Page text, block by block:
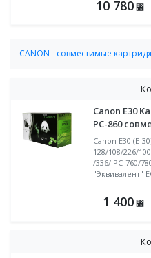
10 780 ⃏
CANON - совместимые
Canon E30
PC-860
Canon E30 (E-
128/108/226/
/336/ PC-760/
"Эквивалент"
1 400 ⃏